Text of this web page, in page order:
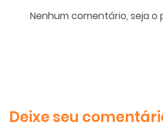
Nenhum comentário, seja o
Deixe seu